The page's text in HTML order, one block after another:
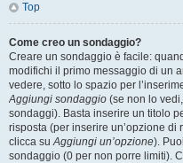
Top
Come creo un sondaggio?
Creare un sondaggio è facile:
modifichi il primo messaggio di un
vedere, sotto lo spazio per
Aggiungi sondaggio (se non lo
sondaggi). Basta inserire un titolo
risposta (per inserire un’opzione di
clicca suAggiungi un’opzione).
sondaggio (0 per non porre limiti).